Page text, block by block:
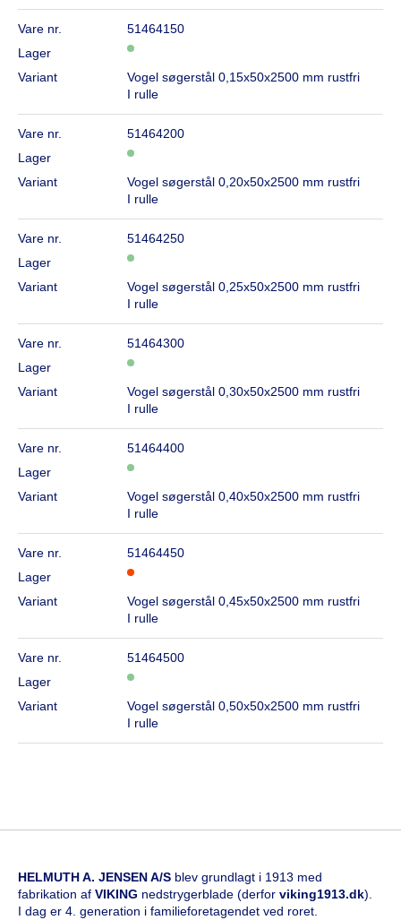
Vare nr.
51464150
Lager
Variant
Vogel søgerstål 0,15x50x2500 mm rustfri
I rulle
Vare nr.
51464200
Lager
Variant
Vogel søgerstål 0,20x50x2500 mm rustfri
I rulle
Vare nr.
51464250
Lager
Variant
Vogel søgerstål 0,25x50x2500 mm rustfri
I rulle
Vare nr.
51464300
Lager
Variant
Vogel søgerstål 0,30x50x2500 mm rustfri
I rulle
Vare nr.
51464400
Lager
Variant
Vogel søgerstål 0,40x50x2500 mm rustfri
I rulle
Vare nr.
51464450
Lager
Variant
Vogel søgerstål 0,45x50x2500 mm rustfri
I rulle
Vare nr.
51464500
Lager
Variant
Vogel søgerstål 0,50x50x2500 mm rustfri
I rulle
HELMUTH A. JENSEN A/S blev grundlagt i 1913 med
fabrikation af VIKING nedstrygerblade (derfor viking1913.dk).
I dag er 4. generation i familieforetagendet ved roret.